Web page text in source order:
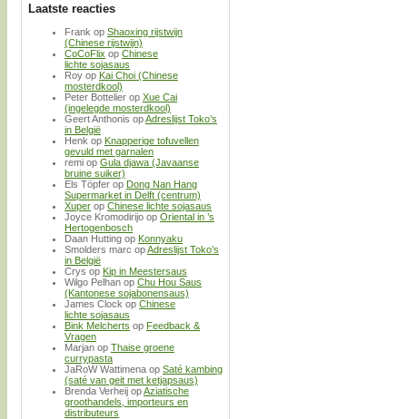
Laatste reacties
Frank op Shaoxing rijstwijn
(Chinese rijstwijn)
CoCoFlix op Chinese
lichte sojasaus
Roy op Kai Choi (Chinese
mosterdkool)
Peter Bottelier op Xue Cai
(ingelegde mosterdkool)
Geert Anthonis opAdreslijst Toko’s
in België
Henk op Knapperige tofuvellen
gevuld met garnalen
remi op Gula djawa (Javaanse
bruine suiker)
Els Töpfer op Dong Nan Hang
Supermarket in Delft (centrum)
Xuper op Chinese lichte sojasaus
Joyce Kromodirijo op Oriental in ’s
Hertogenbosch
Daan Hutting op Konnyaku
Smolders marc opAdreslijst Toko’s
in België
Crys op Kip in Meestersaus
Wilgo Pelhan op Chu Hou Saus
(Kantonese sojabonensaus)
James Clock op Chinese
lichte sojasaus
Bink Melcherts op Feedback &
Vragen
Marjan op Thaise groene
currypasta
JaRoW Wattimena op Saté kambing
(saté van geit met ketjapsaus)
Brenda Verheij opAziatische
groothandels, importeurs en
distributeurs